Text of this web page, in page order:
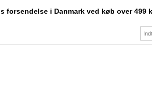
forsendelse i Danmark ved køb over 499